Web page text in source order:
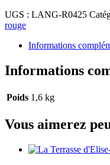
UGS : LANG-R0425
rouge
Informations
Informations
Poids 1,6 kg
Vous aimerez